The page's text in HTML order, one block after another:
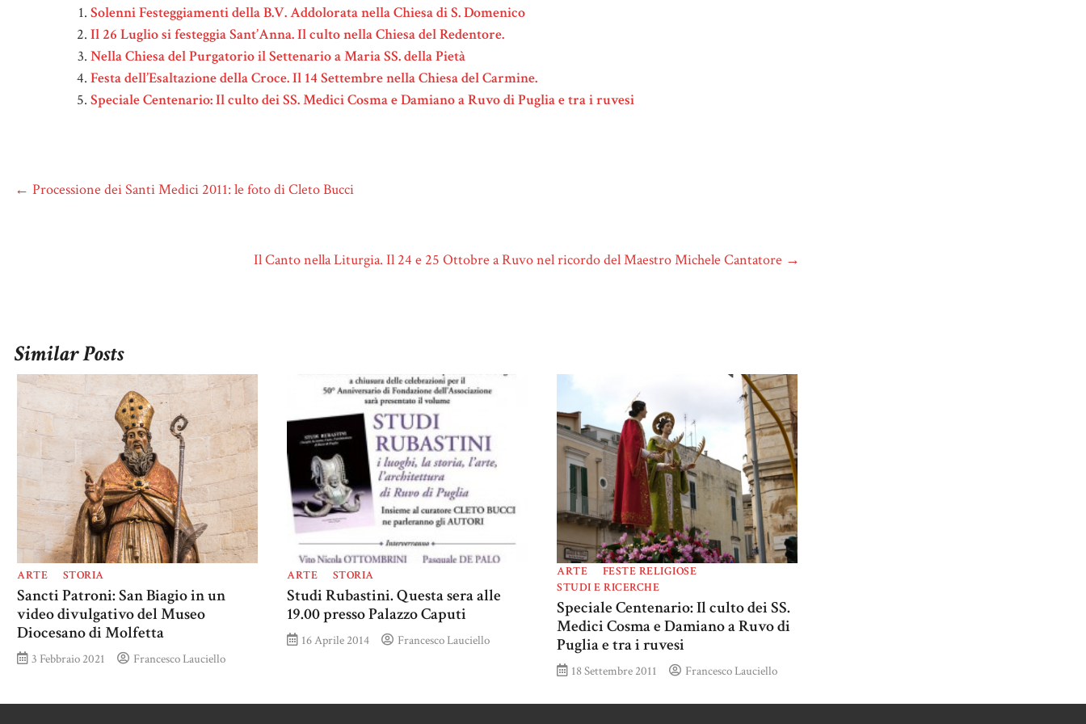
Solenni Festeggiamenti della B.V. Addolorata nella Chiesa di S. Domenico
Il 26 Luglio si festeggia Sant’Anna. Il culto nella Chiesa del Redentore.
Nella Chiesa del Purgatorio il Settenario a Maria SS. della Pietà
Festa dell’Esaltazione della Croce. Il 14 Settembre nella Chiesa del Carmine.
Speciale Centenario: Il culto dei SS. Medici Cosma e Damiano a Ruvo di Puglia e tra i ruvesi
← Processione dei Santi Medici 2011: le foto di Cleto Bucci
Il Canto nella Liturgia. Il 24 e 25 Ottobre a Ruvo nel ricordo del Maestro Michele Cantatore →
Similar Posts
ARTE STORIA
Sancti Patroni: San Biagio in un
video divulgativo del Museo
Diocesano di Molfetta
3 Febbraio 2021 Francesco Lauciello
ARTE STORIA
Studi Rubastini. Questa sera alle
19.00 presso Palazzo Caputi
16 Aprile 2014 Francesco Lauciello
ARTE
FESTE RELIGIOSE
STUDI E RICERCHE
Speciale Centenario: Il culto dei SS.
Medici Cosma e Damiano a Ruvo di
Puglia e tra i ruvesi
18 Settembre 2011 Francesco Lauciello